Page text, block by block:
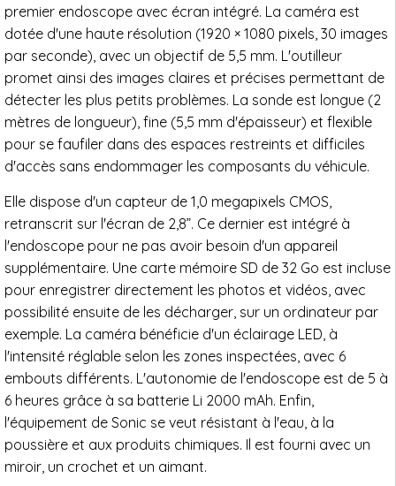
premier endoscope avec écran intégré. La caméra est
dotée d'une haute résolution (1920 × 1080 pixels, 30 images
par seconde), avec un objectif de 5,5 mm. L'outilleur
promet ainsi des images claires et précises permettant de
détecter les plus petits problèmes. La sonde est longue (2
mètres de longueur), fine (5,5 mm d'épaisseur) et flexible
pour se faufiler dans des espaces restreints et difficiles
d'accès sans endommager les composants du véhicule.
Elle dispose d'un capteur de 1,0 megapixels CMOS,
retranscrit sur l'écran de 2,8”. Ce dernier est intégré à
l'endoscope pour ne pas avoir besoin d'un appareil
supplémentaire. Une carte mémoire SD de 32 Go est incluse
pour enregistrer directement les photos et vidéos, avec
possibilité ensuite de les décharger, sur un ordinateur par
exemple. La caméra bénéficie d'un éclairage LED, à
l'intensité réglable selon les zones inspectées, avec 6
embouts différents. L'autonomie de l'endoscope est de 5 à
6 heures grâce à sa batterie Li 2000 mAh. Enfin,
l'équipement de Sonic se veut résistant à l'eau, à la
poussière et aux produits chimiques. Il est fourni avec un
miroir, un crochet et un aimant.